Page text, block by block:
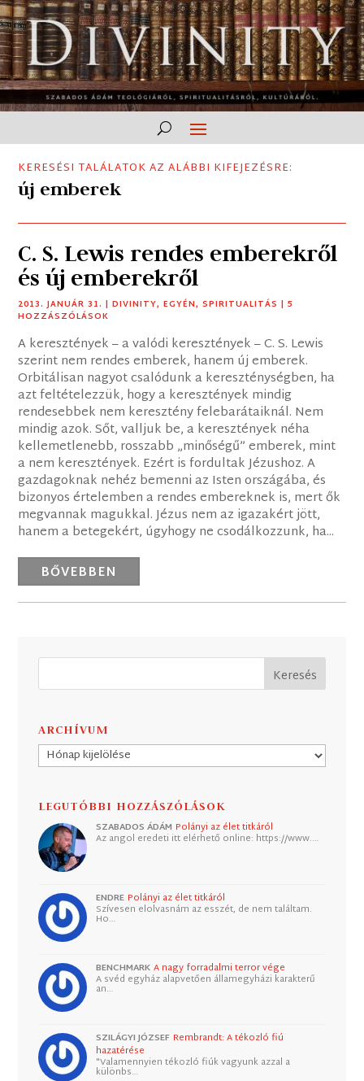
KERESÉSI TALÁLATOK AZ ALÁBBI KIFEJEZÉSRE:
új emberek
C. S. Lewis rendes emberekről
és új emberekről
2013. JANUÁR 31. |DIVINITY,EGYÉN,SPIRITUALITÁS | 5
HOZZÁSZÓLÁSOK
A keresztények – a valódi keresztények – C. S. Lewis
szerint nem rendes emberek, hanem új emberek.
Orbitálisan nagyot csalódunk a kereszténységben, ha
azt feltételezzük, hogy a keresztények mindig
rendesebbek nem keresztény felebarátaiknál. Nem
mindig azok. Sőt, valljuk be, a keresztények néha
kellemetlenebb, rosszabb „minőségű” emberek, mint
a nem keresztények. Ezért is fordultak Jézushoz. A
gazdagoknak nehéz bemenni az Isten országába, és
bizonyos értelemben a rendes embereknek is, mert ők
megvannak magukkal. Jézus nem az igazakért jött,
hanem a betegekért, úgyhogy ne csodálkozzunk, ha...
BŐVEBBEN
ARCHÍVUM
Archívum
LEGUTÓBBI HOZZÁSZÓLÁSOK
SZABADOS ÁDÁM Polányi az élet titkáról
Az angol eredeti itt elérhető online: https://www.…
ENDRE Polányi az élet titkáról
Szívesen elolvasnám az esszét, de nem találtam.
Ho…
BENCHMARK A nagy forradalmi terror vége
A svéd egyház alapvetően államegyházi karakterű
an…
SZILÁGYI JÓZSEF Rembrandt: A tékozló fiú
hazatérése
"Valamennyien tékozló fiúk vagyunk azzal a
különbs…